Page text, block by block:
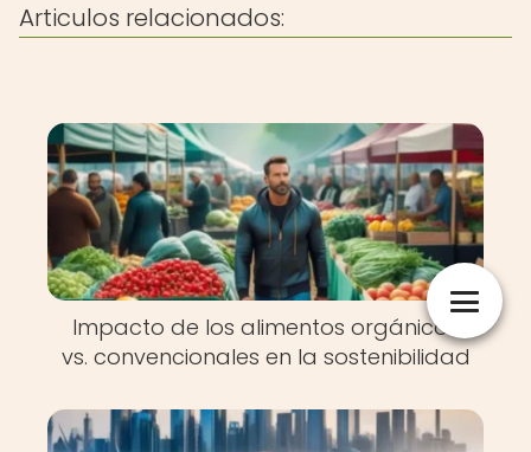
Articulos relacionados:
Impacto de los alimentos orgánicos
vs. convencionales en la sostenibilidad